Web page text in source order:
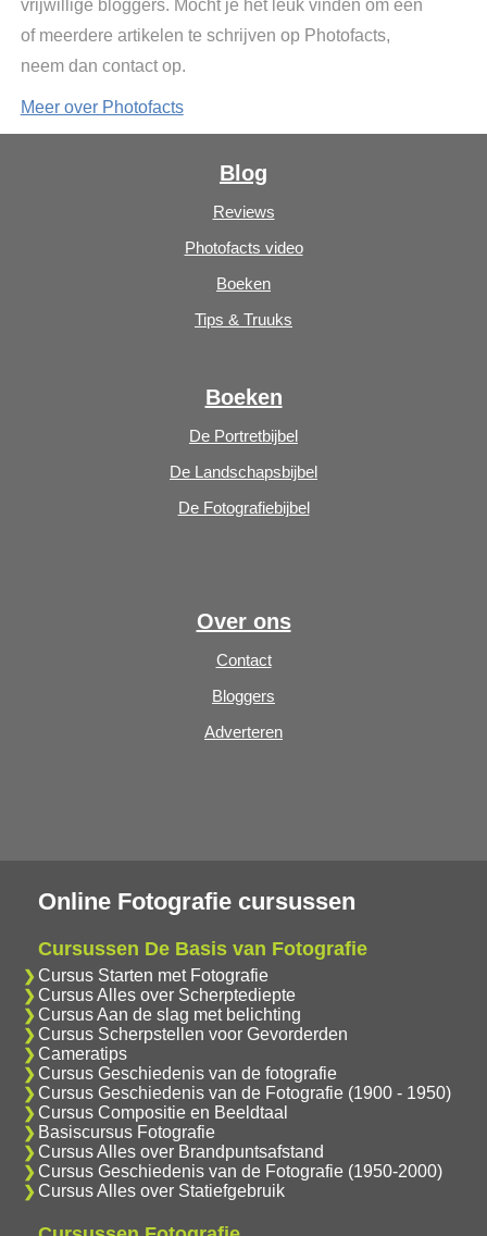
vrijwillige bloggers. Mocht je het leuk vinden om een
of meerdere artikelen te schrijven op Photofacts,
neem dan contact op.
Meer over Photofacts
Blog
Reviews
Photofacts video
Boeken
Tips & Truuks
Boeken
De Portretbijbel
De Landschapsbijbel
De Fotografiebijbel
Over ons
Contact
Bloggers
Adverteren
Online Fotografie cursussen
Cursussen De Basis van Fotografie
Cursus Starten met Fotografie
Cursus Alles over Scherptediepte
Cursus Aan de slag met belichting
Cursus Scherpstellen voor Gevorderden
Cameratips
Cursus Geschiedenis van de fotografie
Cursus Geschiedenis van de Fotografie (1900 - 1950)
Cursus Compositie en Beeldtaal
Basiscursus Fotografie
Cursus Alles over Brandpuntsafstand
Cursus Geschiedenis van de Fotografie (1950-2000)
Cursus Alles over Statiefgebruik